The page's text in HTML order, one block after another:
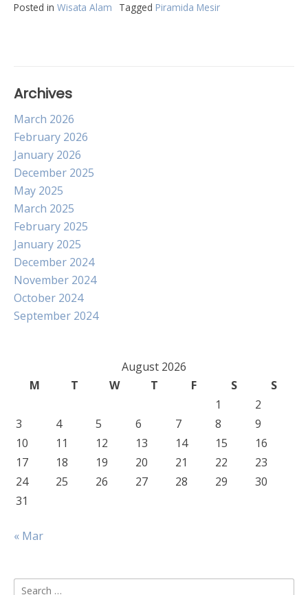
Posted in Wisata Alam Tagged Piramida Mesir
Archives
March 2026
February 2026
January 2026
December 2025
May 2025
March 2025
February 2025
January 2025
December 2024
November 2024
October 2024
September 2024
August 2026
M
T W T F S
S
1
2
3
4 5 6 7 8
9
10
11 12 13 14 15
16
17
18 19 20 21 22
23
24
25 26 27 28 29
30
31
« Mar
Search